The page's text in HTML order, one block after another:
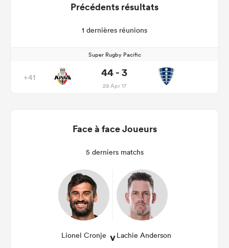
Précédents résultats
1 dernières réunions
Super Rugby Pacific
+41 44 - 3
29 Apr 17
Face à face Joueurs
5 derniers matchs
Lionel Cronje vLachie Anderson